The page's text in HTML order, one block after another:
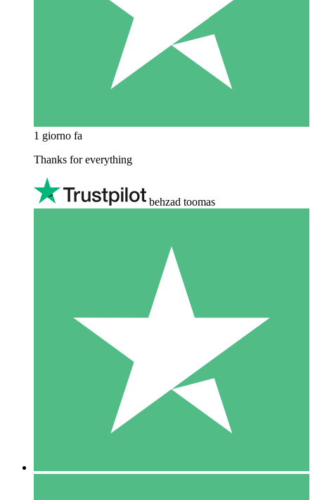
1 giorno fa
Thanks for everything
behzad toomas